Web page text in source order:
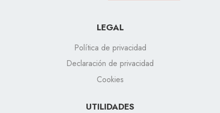
LEGAL
Política de privacidad
Declaración de privacidad
Cookies
UTILIDADES